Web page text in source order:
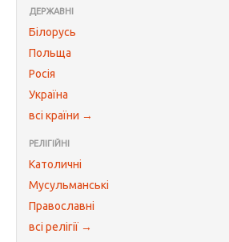
ДЕРЖАВНІ
Білорусь
Польща
Росія
Україна
всі країни →
РЕЛІГІЙНІ
Католичні
Мусульманські
Православні
всі релігії →